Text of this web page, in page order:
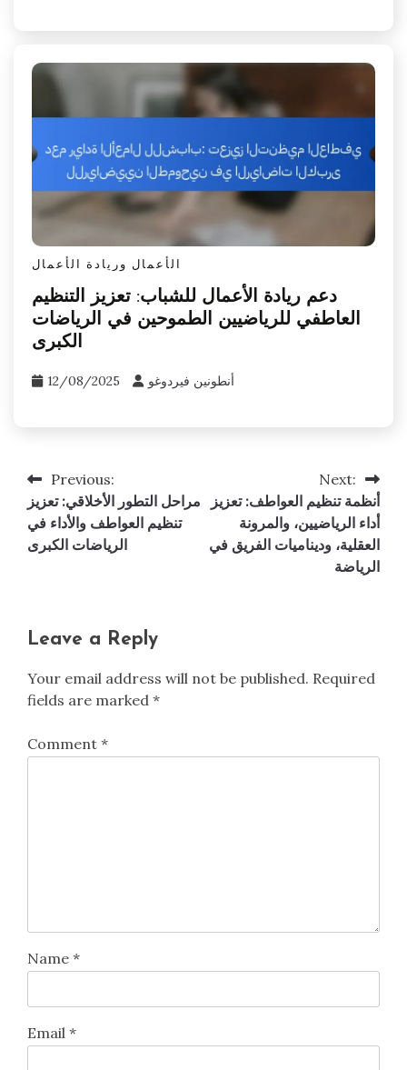
الأعمال وريادة الأعمال
دعم ريادة الأعمال للشباب: تعزيز التنظيم
العاطفي للرياضيين الطموحين في الرياضات
الكبرى
12/08/2025 أنطونين فيردوغو
Post
navigation
Previous:
مراحل التطور الأخلاقي: تعزيز
تنظيم العواطف والأداء في
الرياضات الكبرى
Next:
أنظمة تنظيم العواطف: تعزيز
أداء الرياضيين، والمرونة
العقلية، وديناميات الفريق في
الرياضة
Leave a Reply
Your email address will not be published. Required
fields are marked *
Comment *
Name *
Email *